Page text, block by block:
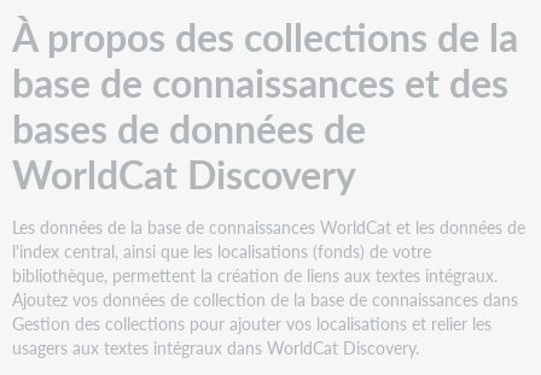
de
données
de
WorldCat
Discovery
Collections
la
base
de
connaissances
et
les
À propos des collections de la
base de connaissances et des
bases de données de
WorldCat Discovery
Les données de la base de connaissances WorldCat et les données de
l'index central, ainsi que les localisations (fonds) de votre
bibliothèque, permettent la création de liens aux textes intégraux.
Ajoutez vos données de collection de la base de connaissances dans
Gestion des collections pour ajouter vos localisations et relier les
usagers aux textes intégraux dans WorldCat Discovery.